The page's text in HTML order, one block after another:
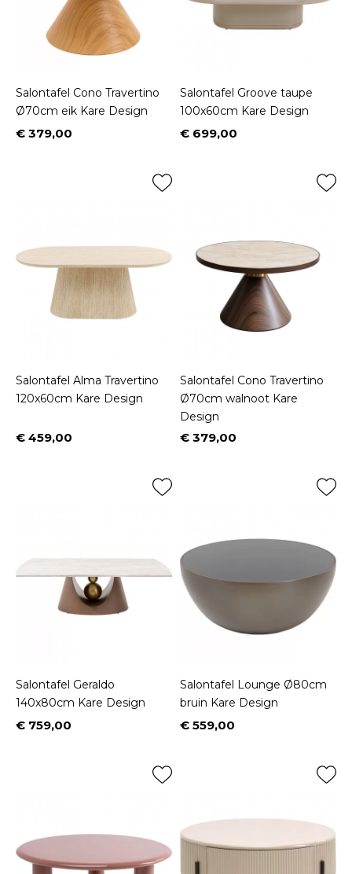
Salontafel Cono Travertino
Ø70cm eik Kare Design
Prijs
€ 379,00
Salontafel Groove taupe
100x60cm Kare Design
Prijs
€ 699,00
Salontafel Alma Travertino
120x60cm Kare Design
Prijs
€ 459,00
Salontafel Cono Travertino
Ø70cm walnoot Kare
Design
Prijs
€ 379,00
Salontafel Geraldo
140x80cm Kare Design
Prijs
€ 759,00
Salontafel Lounge Ø80cm
bruin Kare Design
Prijs
€ 559,00